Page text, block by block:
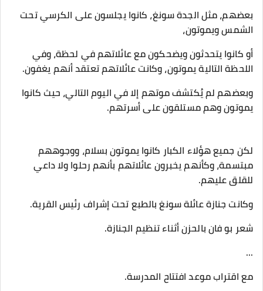
بعضهم، مثل الجدة سونغ، كانوا يجلسون على الكرسي تحت
الشمس ويموتون،
أو كانوا يتحدثون ويضحكون مع عائلاتهم في لحظة، وفي
اللحظة التالية يموتون، وكانت عائلاتهم تعتقد أنهم يغفون.
وبعضهم لم يُكتشف موتهم إلا في اليوم التالي، حيث كانوا
يموتون وهم مستلقون على أسرتهم.
لكن جميع هؤلاء الكبار كانوا يموتون بسلام، ووجوههم
مبتسمة، وكأنهم يخبرون عائلاتهم بأنهم رحلوا ولا داعي
للقلق عليهم.
وكانت جنازة عائلة سونغ بالطبع تحت إشراف رئيس القرية.
شعر بو فان بالحزن أثناء تنظيم الجنازة.
...
مع اقتراب موعد افتتاح المدرسة.